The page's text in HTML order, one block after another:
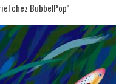
chez BubbelPop’